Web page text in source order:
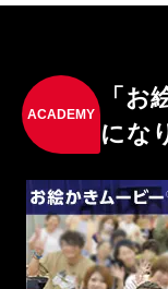
ACADEMY
「
にな